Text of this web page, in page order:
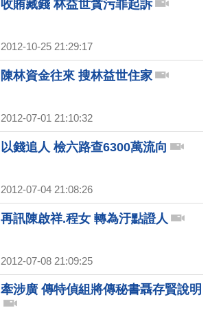
收賄藏錢 林益世貪污罪起訴
2012-10-25 21:29:17
陳林資金往來 搜林益世住家
2012-07-01 21:10:32
以錢追人 檢六路查6300萬流向
2012-07-04 21:08:26
再訊陳啟祥.程女 轉為汙點證人
2012-07-08 21:09:25
牽涉廣 傳特偵組將傳秘書聶存賢說明